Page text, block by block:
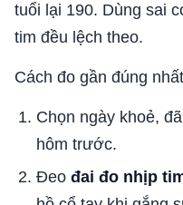
tuổi lại 190. Dùng sai
tim đều lệch theo.
Cách đo gần đúng
Chọn ngày khoẻ,
hôm trước.
Đeo đai đo nhịp